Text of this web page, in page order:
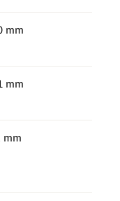
mm
mm
mm